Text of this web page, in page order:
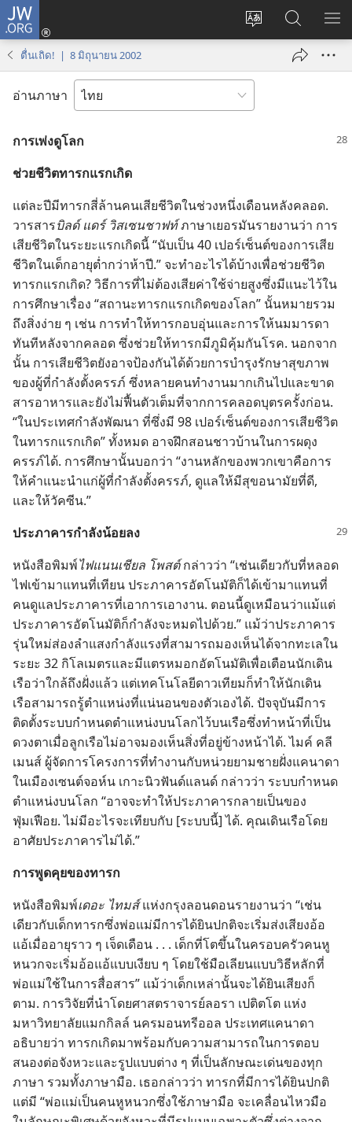
JW.ORG
เปลี่ยน
เข้า
(เปิด
ใหม่)
ค้นหา
ใน
JW.ORG
แส
ตื่นเถิด! | 8 มิถุนายน 2002
อ่านภาษา
การ​เพ่ง​ดู​โลก
ช่วย​ชีวิต​ทารก​แรก​เกิด
แต่​ละ​ปี​มี​ทารก​สี่​ล้าน​คน​เสีย​ชีวิต​ใน​ช่วง​หนึ่ง​เดือน​หลัง​คลอด.
วารสาร​บิลด์ แดร์ วิสเซนชาฟท์ภาษา​เยอรมัน​รายงาน​ว่า การ​
เสีย​ชีวิต​ใน​ระยะ​แรก​เกิด​นี้ “นับ​เป็น 40 เปอร์เซ็นต์​ของ​การ​เสีย​
ชีวิต​ใน​เด็ก​อายุ​ต่ำ​กว่า​ห้า​ปี.” จะ​ทำ​อะไร​ได้​บ้าง​เพื่อ​ช่วย​ชีวิต​
ทารก​แรก​เกิด? วิธี​การ​ที่​ไม่​ต้อง​เสีย​ค่า​ใช้​จ่าย​สูง​ซึ่ง​มี​แนะ​ไว้​ใน​
การ​ศึกษา​เรื่อง “สถานะ​ทารก​แรก​เกิด​ของ​โลก” นั้น​หมาย​รวม​
ถึง​สิ่ง​ง่าย ๆ เช่น การ​ทำ​ให้​ทารก​อบอุ่น​และ​การ​ให้​นม​มารดา​
ทันที​หลัง​จาก​คลอด ซึ่ง​ช่วย​ให้​ทารก​มี​ภูมิ​คุ้ม​กัน​โรค. นอก​จาก​
นั้น การ​เสีย​ชีวิต​ยัง​อาจ​ป้องกัน​ได้​ด้วย​การ​บำรุง​รักษา​สุขภาพ​
ของ​ผู้​ที่​กำลัง​ตั้ง​ครรภ์ ซึ่ง​หลาย​คน​ทำ​งาน​มาก​เกิน​ไป​และ​ขาด​
สาร​อาหาร​และ​ยัง​ไม่​ฟื้น​ตัว​เต็ม​ที่​จาก​การ​คลอด​บุตร​ครั้ง​ก่อน.
“ใน​ประเทศ​กำลัง​พัฒนา ที่​ซึ่ง​มี 98 เปอร์เซ็นต์​ของ​การ​เสีย​ชีวิต​
ใน​ทารก​แรก​เกิด” ทั้ง​หมด อาจ​ฝึก​สอน​ชาว​บ้าน​ใน​การ​ผดุง​
ครรภ์​ได้. การ​ศึกษา​นั้น​บอก​ว่า “งาน​หลัก​ของ​พวก​เขา​คือ​การ​
ให้​คำ​แนะ​นำ​แก่​ผู้​ที่​กำลัง​ตั้ง​ครรภ์, ดู​แล​ให้​มี​สุขอนามัย​ที่​ดี,
และ​ให้​วัคซีน.”
ประภาคาร​กำลัง​น้อย​ลง
หนังสือ​พิมพ์​ไฟแนนเชียล โพสต์กล่าว​ว่า “เช่น​เดียว​กับ​ที่​หลอด​
ไฟ​เข้า​มา​แทน​ที่​เทียน ประภาคาร​อัตโนมัติ​ก็​ได้​เข้า​มา​แทน​ที่​
คน​ดู​แล​ประภาคาร​ที่​เอา​การ​เอา​งาน. ตอน​นี้​ดู​เหมือน​ว่า​แม้​แต่​
ประภาคาร​อัตโนมัติ​ก็​กำลัง​จะ​หมด​ไป​ด้วย.” แม้​ว่า​ประภาคาร​
รุ่น​ใหม่​ส่อง​ลำ​แสง​กำลัง​แรง​ที่​สามารถ​มอง​เห็น​ได้​จาก​ทะเล​ใน​
ระยะ 32 กิโลเมตร​และ​มี​แตร​หมอก​อัตโนมัติ​เพื่อ​เตือน​นัก​เดิน​
เรือ​ว่า​ใกล้​ถึง​ฝั่ง​แล้ว แต่​เทคโนโลยี​ดาว​เทียม​ก็​ทำ​ให้​นัก​เดิน​
เรือ​สามารถ​รู้​ตำแหน่ง​ที่​แน่นอน​ของ​ตัว​เอง​ได้. ปัจจุบัน​มี​การ​
ติด​ตั้ง​ระบบ​กำหนด​ตำแหน่ง​บน​โลก​ไว้​บน​เรือ​ซึ่ง​ทำ​หน้า​ที่​เป็น​
ดวง​ตา​เมื่อ​ลูกเรือ​ไม่​อาจ​มอง​เห็น​สิ่ง​ที่​อยู่​ข้าง​หน้า​ได้. ไมค์ คลี
เมนส์ ผู้​จัด​การ​โครงการ​ที่​ทำ​งาน​กับ​หน่วย​ยาม​ชายฝั่ง​แคนาดา​
ใน​เมือง​เซนต์จอห์น เกาะ​นิวฟันด์แลนด์ กล่าว​ว่า ระบบ​กำหนด​
ตำแหน่ง​บน​โลก “อาจ​จะ​ทำ​ให้​ประภาคาร​กลาย​เป็น​ของ​
ฟุ่มเฟือย. ไม่​มี​อะไร​จะ​เทียบ​กับ [ระบบ​นี้] ได้. คุณ​เดิน​เรือ​โดย​
อาศัย​ประภาคาร​ไม่​ได้.”
การ​พูด​คุย​ของ​ทารก
หนังสือ​พิมพ์​เดอะ ไทมส์แห่ง​กรุง​ลอนดอน​รายงาน​ว่า “เช่น​
เดียว​กับ​เด็ก​ทารก​ซึ่ง​พ่อ​แม่​มี​การ​ได้​ยิน​ปกติ​จะ​เริ่ม​ส่ง​เสียง​อ้อ​
แอ้​เมื่อ​อายุ​ราว ๆ เจ็ด​เดือน . . . เด็ก​ที่​โต​ขึ้น​ใน​ครอบครัว​คน​หู​
หนวก​จะ​เริ่ม​อ้อ​แอ้​แบบ​เงียบ ๆ โดย​ใช้​มือ​เลียน​แบบ​วิธี​หลัก​ที่​
พ่อ​แม่​ใช้​ใน​การ​สื่อสาร” แม้​ว่า​เด็ก​เหล่า​นั้น​จะ​ได้​ยิน​เสียง​ก็​
ตาม. การ​วิจัย​ที่​นำ​โดย​ศาสตราจารย์​ลอรา เปติตโต แห่ง​
มหาวิทยาลัย​แมกกิลล์ นคร​มอนทรีออล ประเทศ​แคนาดา
อธิบาย​ว่า ทารก​เกิด​มา​พร้อม​กับ​ความ​สามารถ​ใน​การ​ตอบ​
สนอง​ต่อ​จังหวะ​และ​รูป​แบบ​ต่าง ๆ ที่​เป็น​ลักษณะ​เด่น​ของ​ทุก​
ภาษา รวม​ทั้ง​ภาษา​มือ. เธอ​กล่าว​ว่า ทารก​ที่​มี​การ​ได้​ยิน​ปกติ
แต่​มี “พ่อ​แม่​เป็น​คน​หู​หนวก​ซึ่ง​ใช้​ภาษา​มือ จะ​เคลื่อน​ไหว​มือ​